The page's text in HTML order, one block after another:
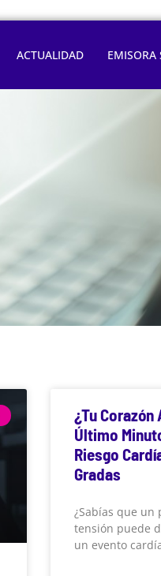
ACTUALIDAD EMISORA
¿Tu Corazón
Último
Riesgo
Gradas
¿Sabías que
tensión puede
un evento